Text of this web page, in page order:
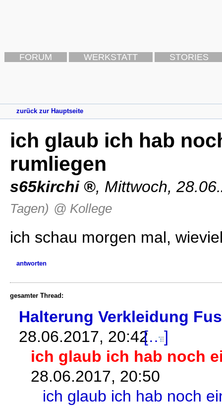
FORUM WERKSTATT STORIES
zurück zur Hauptseite
ich glaub ich hab
rumliegen
s65kirchi , Mittwoch,
Tagen) @ Kollege
ich schau morgen mal,
antworten
gesamter Thread:
Halterung Verkleidung
28.06.2017, 20:42
ich glaub ich hab noch
28.06.2017, 20:50
ich glaub ich hab noch